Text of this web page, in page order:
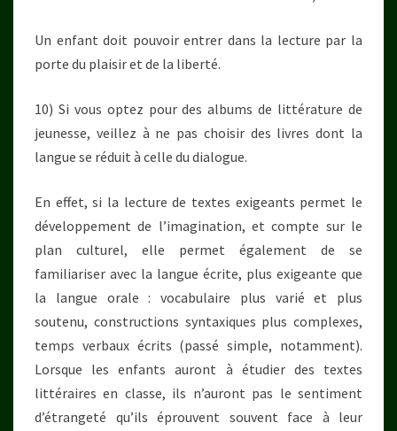
Un enfant doit pouvoir entrer dans la lecture par la
porte du plaisir et de la liberté.
10) Si vous optez pour des albums de littérature de
jeunesse, veillez à ne pas choisir des livres dont la
langue se réduit à celle du dialogue.
En effet, si la lecture de textes exigeants permet le
développement de l’imagination, et compte sur le
plan culturel, elle permet également de se
familiariser avec la langue écrite, plus exigeante que
la langue orale : vocabulaire plus varié et plus
soutenu, constructions syntaxiques plus complexes,
temps verbaux écrits (passé simple, notamment).
Lorsque les enfants auront à étudier des textes
littéraires en classe, ils n’auront pas le sentiment
d’étrangeté qu’ils éprouvent souvent face à leur